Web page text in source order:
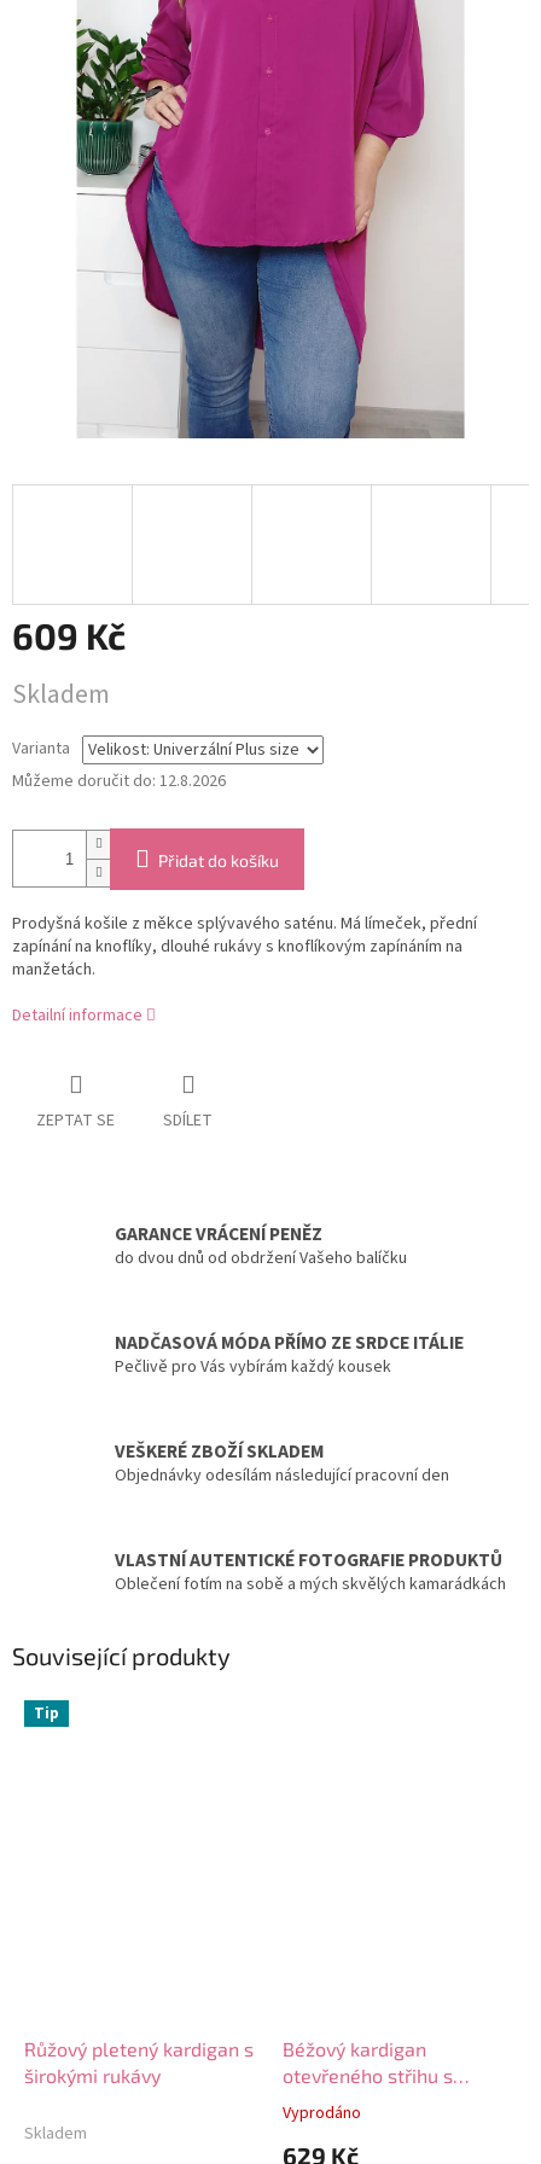
609 Kč
cena:
Skladem
Varianta
Můžeme doručit do: 12.8.2026
Přidat do košíku
Prodyšná košile z měkce splývavého saténu. Má límeček, přední
zapínání na knoflíky, dlouhé rukávy s knoflíkovým zapínáním na
manžetách.
Detailní informace
ZEPTAT SE SDÍLET
GARANCE VRÁCENÍ PENĚZ
do dvou dnů od obdržení Vašeho balíčku
NADČASOVÁ MÓDA PŘÍMO ZE SRDCE ITÁLIE
Pečlivě pro Vás vybírám každý kousek
VEŠKERÉ ZBOŽÍ SKLADEM
Objednávky odesílám následující pracovní den
VLASTNÍ AUTENTICKÉ FOTOGRAFIE PRODUKTŮ
Oblečení fotím na sobě a mých skvělých kamarádkách
Související produkty
Tip
Růžový pletený kardigan s
širokými rukávy
Skladem
Béžový kardigan
otevřeného střihu s
rozparky
Průměrné
Vyprodáno
629 Kč